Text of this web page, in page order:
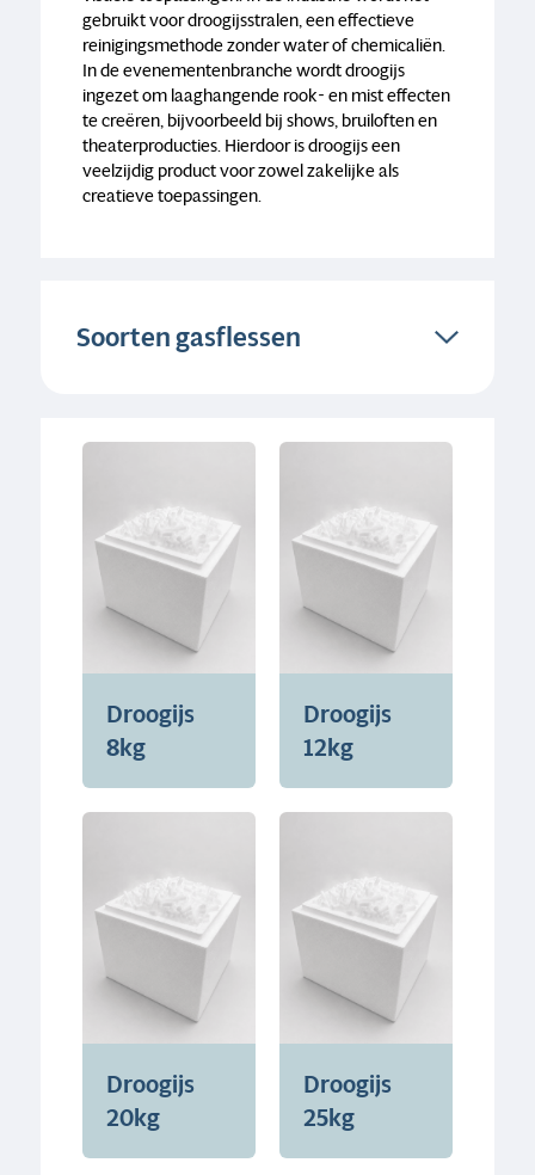
gebruikt voor droogijsstralen, een effectieve
reinigingsmethode zonder water of chemicaliën.
In de evenementenbranche wordt droogijs
ingezet om laaghangende rook- en mist effecten
te creëren, bijvoorbeeld bij shows, bruiloften en
theaterproducties. Hierdoor is droogijs een
veelzijdig product voor zowel zakelijke als
creatieve toepassingen.
Soorten gasflessen
Droogijs
8kg
Droogijs
12kg
Droogijs
20kg
Droogijs
25kg